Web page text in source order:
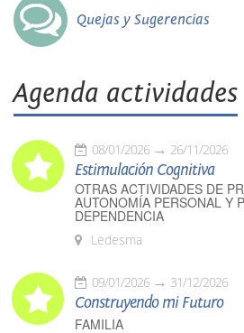
Quejas y Sugerencias
Agenda actividades
08/01/2026 26/11/2026
Estimulación Cognitiva
OTRAS ACTIVIDADES DE
AUTONOMÍA PERSONAL Y
DEPENDENCIA
Ledesma
09/01/2026 31/12/2026
Construyendo mi Futuro
FAMILIA